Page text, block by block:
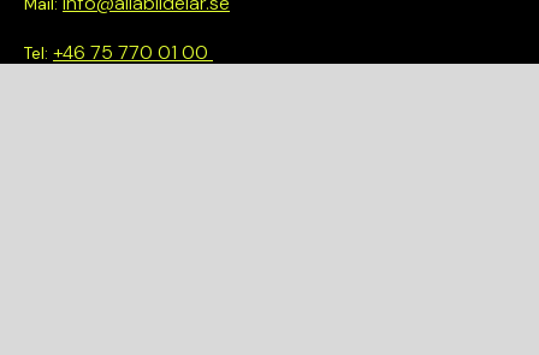
Mail:
Tel: +46 75 770 01 00